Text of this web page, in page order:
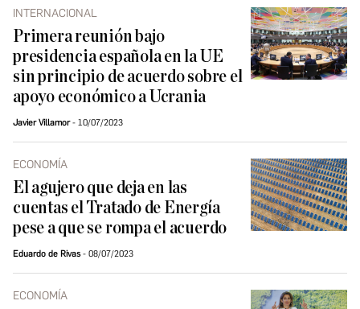
INTERNACIONAL
Primera reunión bajo
presidencia española en la UE
sin principio de acuerdo sobre el
apoyo económico a Ucrania
Javier Villamor 10/07/2023
ECONOMÍA
El agujero que deja en las
cuentas el Tratado de Energía
pese a que se rompa el acuerdo
Eduardo de Rivas 08/07/2023
ECONOMÍA